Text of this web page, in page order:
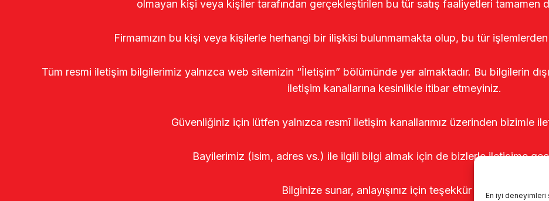
En iyi deneyimleri
olmayan kişi veya kişiler tarafından gerçekleştirilen bu tür satış faaliyetleri tamamen
Firmamızın bu kişi veya kişilerle herhangi bir ilişkisi bulunmamakta olup, bu tür
Tüm resmi iletişim bilgilerimiz yalnızca web sitemizin “İletişim” bölümünde yer almaktadır. Bu bilgilerin
iletişim kanallarına kesinlikle itibar etmeyiniz.
Güvenliğiniz için lütfen yalnızca resmî iletişim kanallarımız üzerinden bizimle
Bayilerimiz (isim, adres vs.) ile ilgili bilgi almak için de bizlerle iletişime
Bilginize sunar, anlayışınız için teşekkür ederiz.